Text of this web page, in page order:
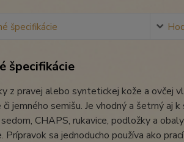
špecifikácie
špecifikácie
z pravej alebo syntetickej kože a ovčej
či jemného semišu. Je vhodný a šetrný
CHAPS, rukavice, podložky a
Prípravok sa jednoducho používa ako